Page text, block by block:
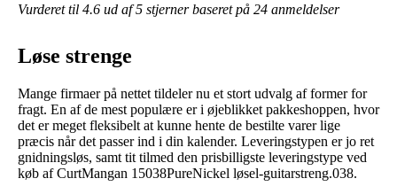
Vurderet til 4.6 ud af 5 stjerner baseret på 24 anmeldelser
Løse strenge
Mange firmaer på nettet tildeler nu et stort udvalg af former for
fragt. En af de mest populære er i øjeblikket pakkeshoppen, hvor
det er meget fleksibelt at kunne hente de bestilte varer lige
præcis når det passer ind i din kalender. Leveringstypen er jo ret
gnidningsløs, samt tit tilmed den prisbilligste leveringstype ved
køb af CurtMangan 15038PureNickel løsel-guitarstreng.038.